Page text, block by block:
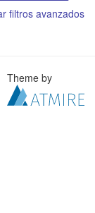
filtros avanzados
Theme by